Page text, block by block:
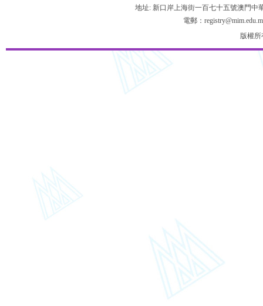
地址: 新口岸上海街一百七十五號澳門中
電郵：
版權